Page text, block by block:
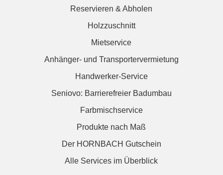
Reservieren & Abholen
Holzzuschnitt
Mietservice
Anhänger- und Transportervermietung
Handwerker-Service
Seniovo: Barrierefreier Badumbau
Farbmischservice
Produkte nach Maß
Der HORNBACH Gutschein
Alle Services im Überblick